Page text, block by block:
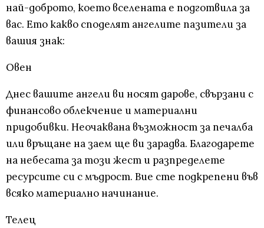
най-доброто, което вселената е подготвила за
вас. Ето какво споделят ангелите пазители за
вашия знак:
Овен
Днес вашите ангели ви носят дарове, свързани с
финансово облекчение и материални
придобивки. Неочаквана възможност за печалба
или връщане на заем ще ви зарадва. Благодарете
на небесата за този жест и разпределете
ресурсите си с мъдрост. Вие сте подкрепени във
всяко материално начинание.
Телец